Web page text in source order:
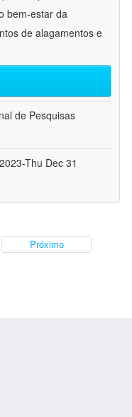
bem-estar da
de alagamentos e
de Pesquisas
Thu Dec 31
Próximo